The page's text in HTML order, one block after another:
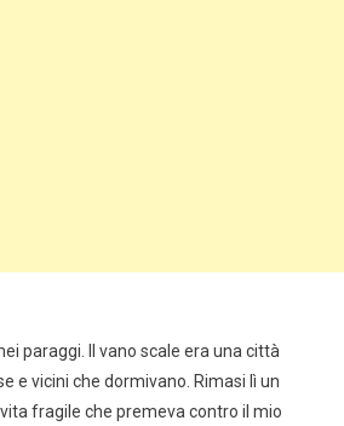
paraggi. Il vano scale era una città
e vicini che dormivano. Rimasi lì un
fragile che premeva contro il mio